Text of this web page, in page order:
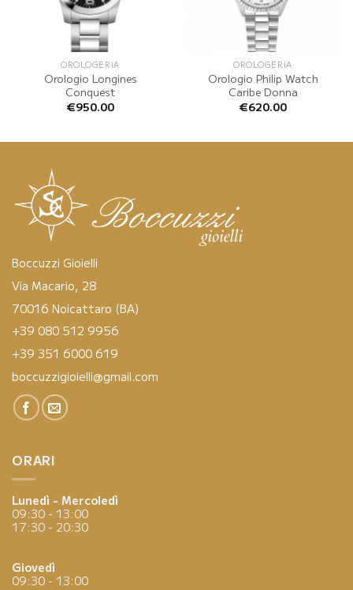
OROLOGERIA
Orologio Longines
Conquest
€950.00
OROLOGERIA
Orologio Philip Watch
Caribe Donna
€620.00
Boccuzzi Gioielli
Via Macario, 28
70016 Noicattaro (BA)
+39 080 512 9956
+39 351 6000 619
boccuzzigioielli@gmail.com
ORARI
Lunedì - Mercoledì
09:30 - 13:00
17:30 - 20:30
Giovedì
09:30 - 13:00